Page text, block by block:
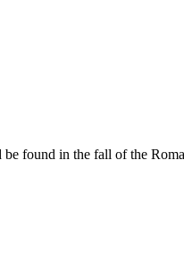
found in the fall of the